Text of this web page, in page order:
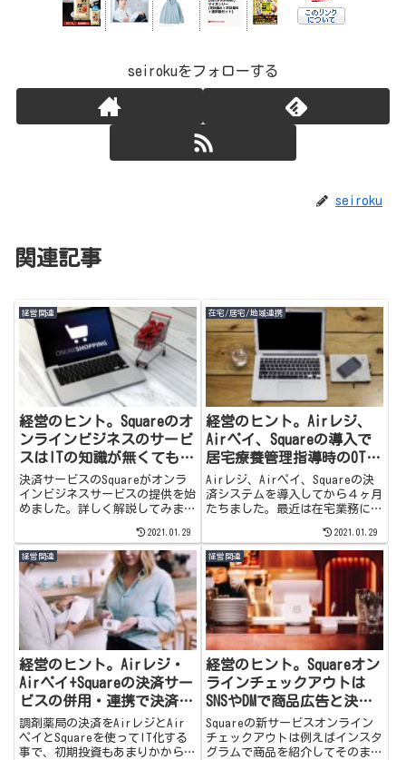
seirokuをフォローする
seiroku
関連記事
経営関連
経営のヒント。Squareのオ
ンラインビジネスのサービ
スはITの知識が無くても無
料でECサイトを簡単に始め
られる。入金も追加費用な
しで最短翌日入金とメリッ
決済サービスのSquareがオンラ
インビジネスサービスの提供を始
めました。詳しく解説してみまし
働までの導入コストが無料で始め
られるのがとても素晴らしいと思
います。今まで店舗販売で
Squareを使っていた方はもちろ
ん、オンラインショップのみこれ
から始める方にもとても良いサー
ビスと思います。
2021.01.29
在宅/居宅/地域連携
経営のヒント。Airレジ、
Airペイ、Squareの導入で
居宅療養管理指導時のOTC
の売り上げ上昇
Airレジ、Airペイ、Squareの決
済システムを導入してから４ヶ月
たちました。最近は在宅業務に伴
きました。決済システムの向上だ
けで売り上げにまで貢献してくれ
ていてとても助かっています。是
非会計業務の効率化を検討されて
いる人は覗いてみてください。
2021.01.29
経営関連
経営のヒント。Airレジ・
Airペイ+Squareの決済サー
ビスの併用・連携で決済が
楽になり、お客様満足度も
向上した
調剤薬局の決済をAirレジとAir
ペイとSquareを使ってIT化する
事で、初期投資もあまりかから
経営関連
経営のヒント。Squareオン
ラインチェックアウトは
SNSやDMで商品広告と決済
が一緒に出来る優れたサー
ビスです
Squareの新サービスオンライン
チェックアウトは例えばインスタ
グラムで商品を紹介してそのまま